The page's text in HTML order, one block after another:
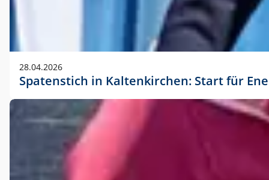
28.04.2026
Spatenstich in Kaltenkirchen: Start für